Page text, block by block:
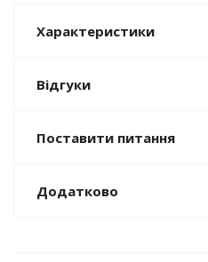
Характеристики
Відгуки
Поставити питання
Додатково